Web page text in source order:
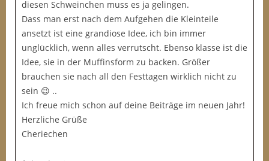
diesen Schweinchen muss es ja gelingen.
Dass man erst nach dem Aufgehen die Kleinteile
ansetzt ist eine grandiose Idee, ich bin immer
unglücklich, wenn alles verrutscht. Ebenso klasse ist die
Idee, sie in der Muffinsform zu backen. Größer
brauchen sie nach all den Festtagen wirklich nicht zu
sein 😉 ..
Ich freue mich schon auf deine Beiträge im neuen Jahr!
Herzliche Grüße
Cheriechen